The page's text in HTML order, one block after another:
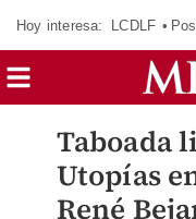
Hoy interesa: LCDLF
Taboada
Utopías
René